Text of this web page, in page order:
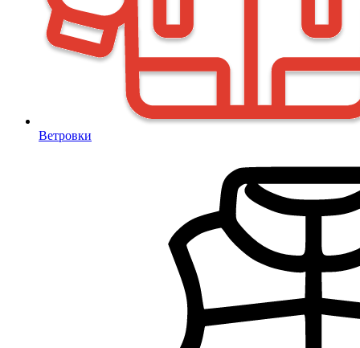
Ветровки